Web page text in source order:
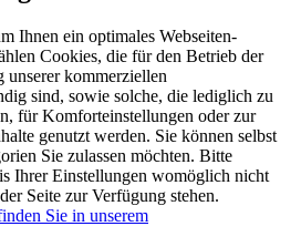
Ihnen ein optimales Webseiten-
Cookies, die für den Betrieb der
unserer kommerziellen
sind, sowie solche, die lediglich zu
für Komforteinstellungen oder zur
genutzt werden. Sie können selbst
Sie zulassen möchten. Bitte
Ihrer Einstellungen womöglich nicht
Seite zur Verfügung stehen.
Sie in unserem